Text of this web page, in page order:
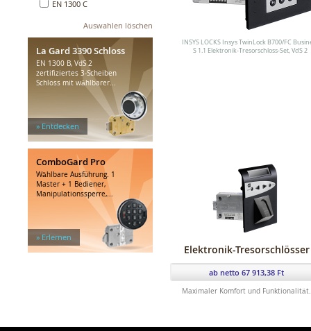
Tresorräume und -Türen
EN 1300 C
Auswahlen löschen
La Gard 3390 Schloss
EN 1300 B, VdS 2
zertifiziertes 3-Scheiben
Schloss mit wählbarer...
» Entdecken
ComboGard Pro
Wählbare Ausführung. 1
Master + 1 Bediener,
Manipulationssperre,...
» Erlernen
INSYS LOCKS Insys TwinLock B700/FC
S 1.1 Elektronik-Tresorschloss-Set, VdS 2
Elektronik-Tresorschlösser
ab netto 67 913,38 Ft
Maximaler Komfort und Funktionalität.